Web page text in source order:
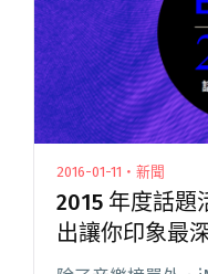
諺與世外桃源"
2016-01-11・新聞
2015 年度話題
出讓你印象最